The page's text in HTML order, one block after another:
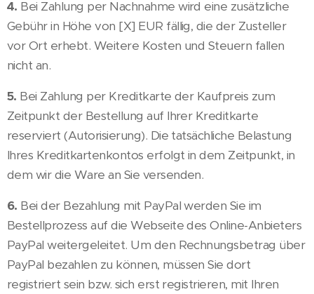
4. Bei Zahlung per Nachnahme wird eine zusätzliche
Gebühr in Höhe von [X] EUR fällig, die der Zusteller
vor Ort erhebt. Weitere Kosten und Steuern fallen
nicht an.
5. Bei Zahlung per Kreditkarte der Kaufpreis zum
Zeitpunkt der Bestellung auf Ihrer Kreditkarte
reserviert (Autorisierung). Die tatsächliche Belastung
Ihres Kreditkartenkontos erfolgt in dem Zeitpunkt, in
dem wir die Ware an Sie versenden.
6. Bei der Bezahlung mit PayPal werden Sie im
Bestellprozess auf die Webseite des Online-Anbieters
PayPal weitergeleitet. Um den Rechnungsbetrag über
PayPal bezahlen zu können, müssen Sie dort
registriert sein bzw. sich erst registrieren, mit Ihren